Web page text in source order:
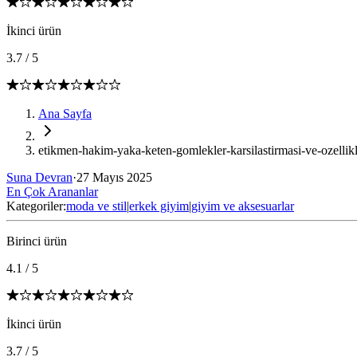
İkinci ürün
3.7 / 5
Ana Sayfa
etikmen-hakim-yaka-keten-gomlekler-karsilastirmasi-ve-
Suna Devran·27 Mayıs 2025
En Çok Arananlar
Kategoriler:moda ve stil|erkek giyim|giyim ve aksesuarlar
Birinci ürün
4.1 / 5
İkinci ürün
3.7 / 5